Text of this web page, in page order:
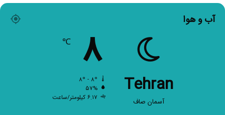
آب و هوا
Tehran
آسمان صاف
۸
۵۷%
۶.۱۷ کیلومتر/ساعت